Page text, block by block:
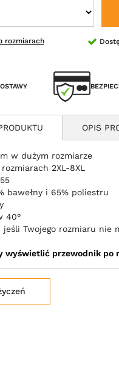
rozmiarach
OPIS
w dużym rozmiarze
2XL-8XL
bawełny i 65% poliestru
40°
jeśli Twojego rozmiaru nie
wyświetlić przewodnik po